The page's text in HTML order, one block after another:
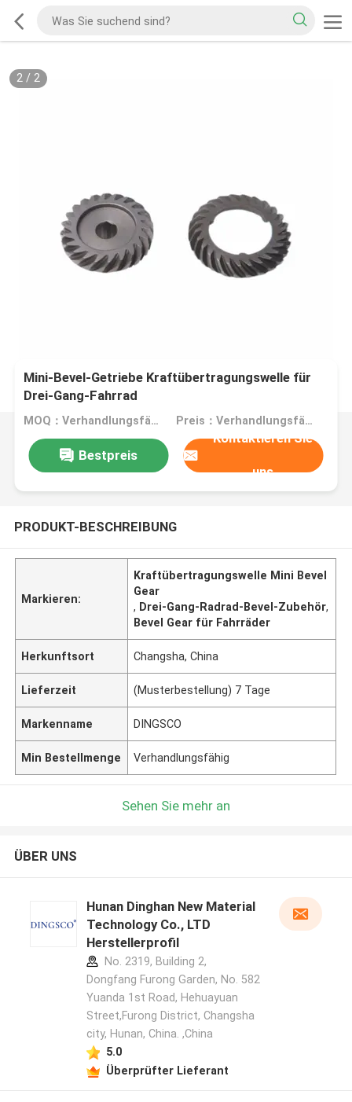
2/ 2
Mini-Bevel-Getriebe Kraftübertragungswelle für
Drei-Gang-Fahrrad
MOQ：Verhandlungsfähig Preis：Verhandlungsfähig
Bestpreis
Kontaktieren Sie
uns
PRODUKT-BESCHREIBUNG
Markieren:
Kraftübertragungswelle Mini Bevel
Gear
, Drei-Gang-Radrad-Bevel-Zubehör,
Bevel Gear für Fahrräder
Herkunftsort Changsha, China
Lieferzeit (Musterbestellung) 7 Tage
Markenname DINGSCO
Min Bestellmenge Verhandlungsfähig
Sehen Sie mehr an
ÜBER UNS
Hunan Dinghan New Material
Technology Co., LTD
Herstellerprofil
No. 2319, Building 2,
Dongfang Furong Garden, No. 582
Yuanda 1st Road, Hehuayuan
Street,Furong District, Changsha
city, Hunan, China. ,China
5.0
Überprüfter Lieferant